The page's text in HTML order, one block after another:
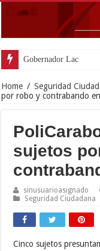
Gobernador Lacava y
Home / Seguridad
por robo y contrabando
sujetos
sinusuarioasignado
Seguridad Ciudadana
Cinco sujetos